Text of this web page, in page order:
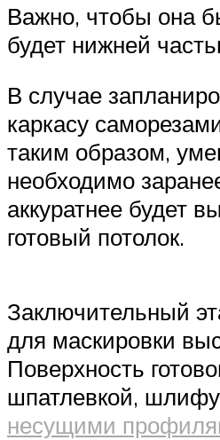
Важно, чтобы она
будет нижней
В случае
каркасу
таким образом,
необходимо
аккуратнее будет
готовый потолок.
Заключительный
для маскировки
Поверхность
шпатлевкой,
несущими